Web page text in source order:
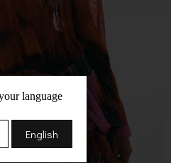
language
English